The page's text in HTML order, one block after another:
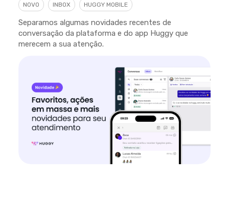
NOVO INBOX HUGGY MOBILE
Separamos algumas novidades recentes de
conversação da plataforma e do app Huggy que
merecem a sua atenção.